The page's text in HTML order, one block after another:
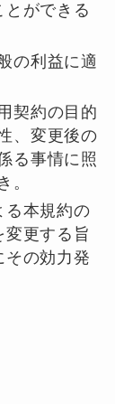
ができる
の利益に適
契約の目的
、変更後の
る事情に照
。
る本規約の
更する旨
その効力発